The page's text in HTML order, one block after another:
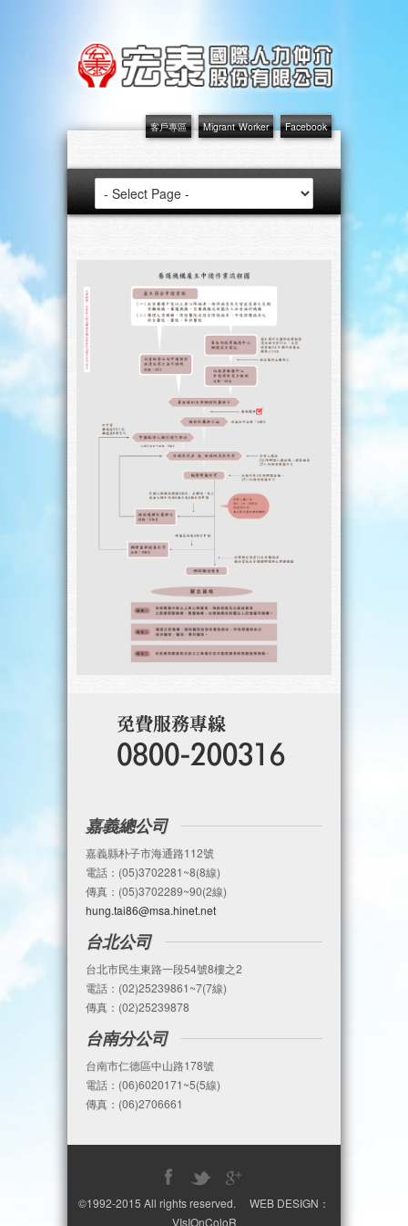
客戶專區 Migrant Worker Facebook
嘉義總公司
嘉義縣朴子市海通路112號
電話：(05)3702281~8(8線)
傳真：(05)3702289~90(2線)
hung.tai86@msa.hinet.net
台北公司
台北市民生東路一段54號8樓之2
電話：(02)25239861~7(7線)
傳真：(02)25239878
台南分公司
台南市仁德區中山路178號
電話：(06)6020171~5(5線)
傳真：(06)2706661
©1992-2015 All rights reserved. WEB DESIGN：
VIsIOnColoR